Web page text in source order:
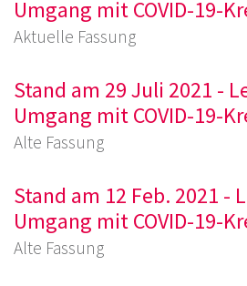
Umgang mit COVID-19-
Aktuelle Fassung
Stand am 29 Juli 2021 -
Umgang mit COVID-19-
Alte Fassung
Stand am 12 Feb. 2021 -
Umgang mit COVID-19-
Alte Fassung